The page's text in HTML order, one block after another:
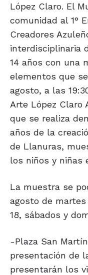
López Claro. El
comunidad al 1°
Creadores
interdisciplinaria
14 años con una
elementos que
agosto, a las
Arte López Claro
que se realiza
años de la
de Llanuras,
los niños y niñas
La muestra se
agosto de martes
18, sábados y
-Plaza San
presentación de
presentarán los